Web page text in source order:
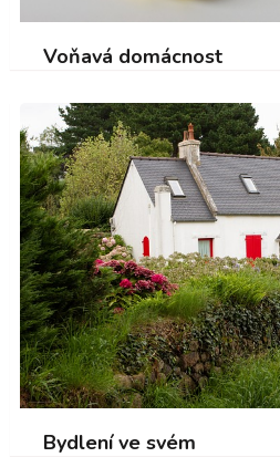
Voňavá domácnost
Bydlení ve svém